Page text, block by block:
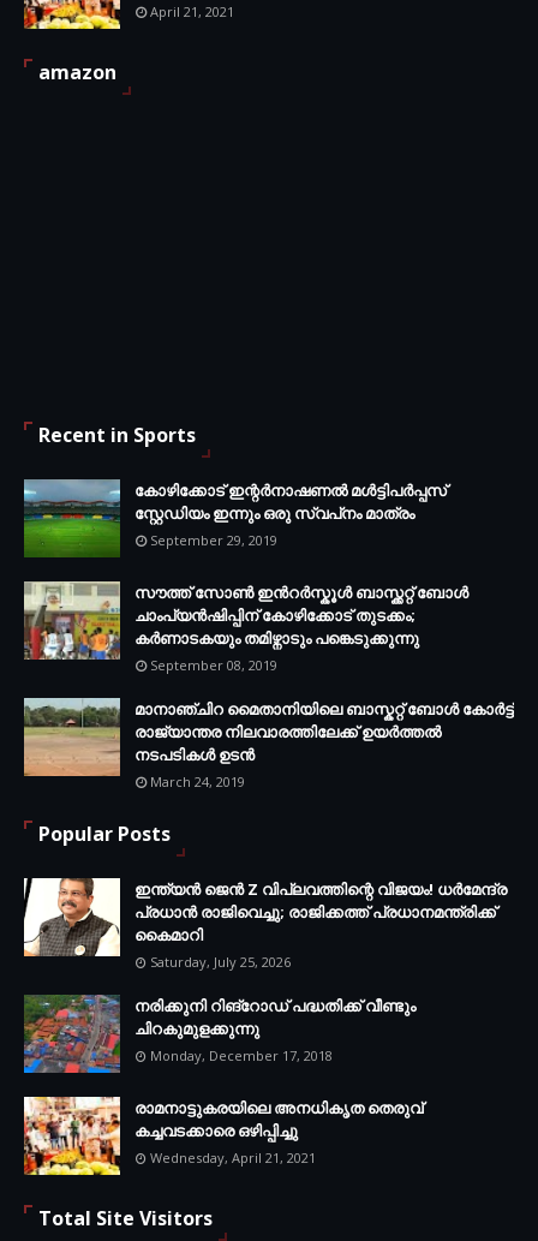
April 21, 2021
amazon
Recent in Sports
കോഴിക്കോട് ഇന്റര്‍നാഷണല്‍ മള്‍ട്ടിപര്‍പ്പസ്
സ്റ്റേഡിയം ഇന്നും ഒരു സ്വപ്‌നം മാത്രം
September 29, 2019
സൗത്ത് സോണ്‍ ഇന്‍റര്‍സ്കൂള്‍ ബാസ്ക്കറ്റ് ബോൾ
ചാംപ്യന്‍ഷിപ്പിന് കോഴിക്കോട് തുടക്കം;
കർണാടകയും തമിഴ്നാടും പങ്കെടുക്കുന്നു
September 08, 2019
മാനാഞ്ചിറ മൈതാനിയിലെ ബാസ്കറ്റ് ബോള്‍ കോര്‍ട്ട്
രാജ്യാന്തര നിലവാരത്തിലേക്ക് ഉയര്‍ത്തൽ
നടപടികള്‍ ഉടന്‍
March 24, 2019
Popular Posts
ഇന്ത്യൻ ജെൻ Z വിപ്ലവത്തിന്റെ വിജയം! ധർമേന്ദ്ര
പ്രധാൻ രാജിവെച്ചു; രാജിക്കത്ത് പ്രധാനമന്ത്രിക്ക്
കൈമാറി
Saturday, July 25, 2026
നരിക്കുനി റിങ്റോഡ് പദ്ധതിക്ക് വീണ്ടും
ചിറകുമുളക്കുന്നു
Monday, December 17, 2018
രാമനാട്ടുകരയിലെ അനധികൃത തെരുവ്
കച്ചവടക്കാരെ ഒഴിപ്പിച്ചു
Wednesday, April 21, 2021
Total Site Visitors